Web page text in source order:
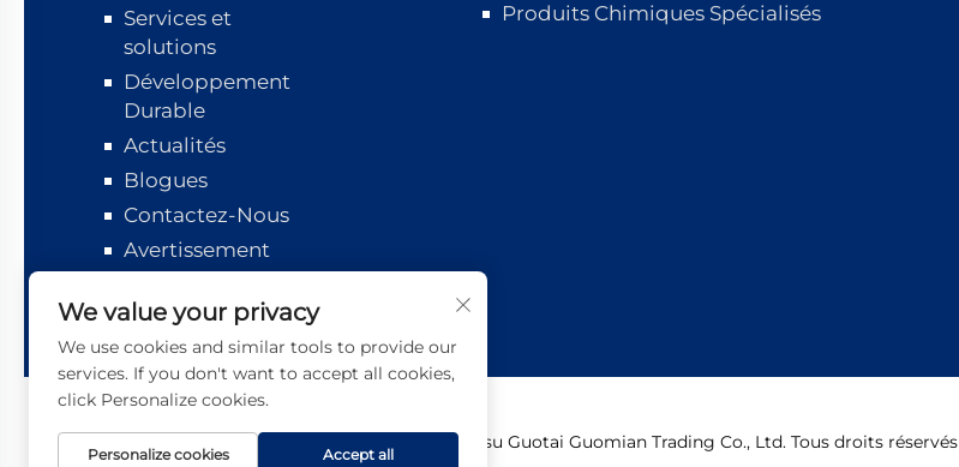
Services et
solutions
Développement
Durable
Actualités
Blogues
Contactez-Nous
Avertissement
Produits Chimiques Spécialisés
Copyright © 2026 Jiangsu Guotai Guomian Trading Co., Ltd. Tous droits réservés
We value your privacy
We use cookies and similar tools to provide our
services. If you don't want to accept all cookies,
click Personalize cookies.
Personalize cookies Accept all